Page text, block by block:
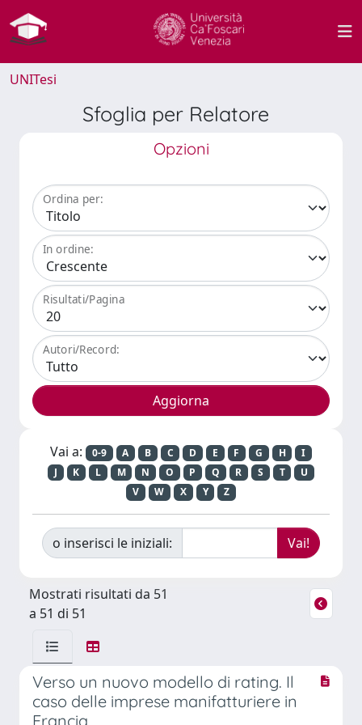
UNITesi
Sfoglia per Relatore
Opzioni
Ordina per:
In ordine:
Risultati/Pagina
Autori/Record:
Vai a: 0-9 A B C D E F G H
I
J
K L M N O P Q R S T
U
V
W X Y Z
o inserisci le iniziali:
Mostrati risultati da 51
a 51 di 51
Verso un nuovo modello di rating. Il
caso delle imprese manifatturiere in
Francia.